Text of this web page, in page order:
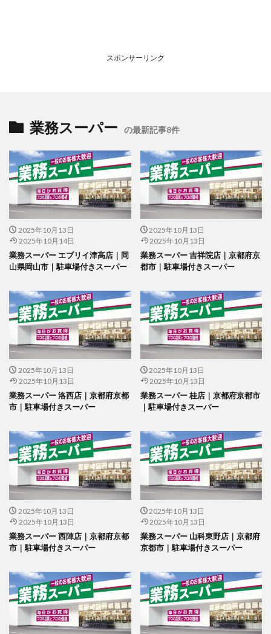
スポンサーリンク
業務スーパー の最新記事8件
2025年10月13日
2025年10月14日
業務スーパー エブリイ津高店｜岡
山県岡山市｜駐車場付きスーパー
2025年10月13日
2025年10月13日
業務スーパー 吉祥院店｜京都府京
都市｜駐車場付きスーパー
2025年10月13日
2025年10月13日
業務スーパー 洛西店｜京都府京都
市｜駐車場付きスーパー
2025年10月13日
2025年10月13日
業務スーパー 桂店｜京都府京都市
｜駐車場付きスーパー
2025年10月13日
2025年10月13日
業務スーパー 西陣店｜京都府京都
市｜駐車場付きスーパー
2025年10月13日
2025年10月13日
業務スーパー 山科東野店｜京都府
京都市｜駐車場付きスーパー